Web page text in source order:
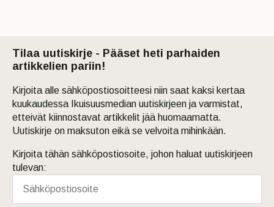
Tilaa uutiskirje - Pääset heti parhaiden
artikkelien pariin!
Kirjoita alle sähköpostiosoitteesi niin saat kaksi kertaa
kuukaudessa Ikuisuusmedian uutiskirjeen ja varmistat,
etteivät kiinnostavat artikkelit jää huomaamatta.
Uutiskirje on maksuton eikä se velvoita mihinkään.
Kirjoita tähän sähköpostiosoite, johon haluat uutiskirjeen
tulevan: